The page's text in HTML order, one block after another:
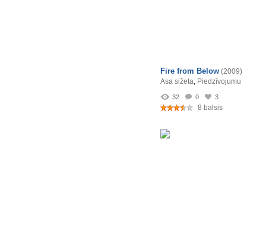
Fire from Below (2009)
Asa sižeta, Piedzīvojumu
32 0 3
8 balsis